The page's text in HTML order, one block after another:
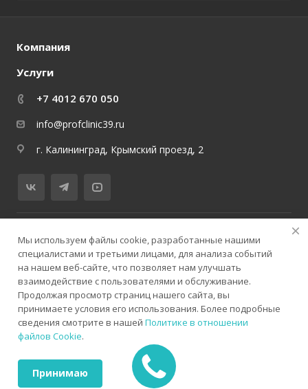
Компания
Услуги
+7 4012 670 050
info@profclinic39.ru
г. Калининград, Крымский проезд, 2
Политика конфиденциальности
Версия для слабовидящих
Карта сайта
ИМЕЮТСЯ ПРОТИВОПОКАЗАНИЯ. НЕОБХОДИМА
КОНСУЛЬТАЦИЯ СПЕЦИАЛИСТА
Мы используем файлы cookie, разработанные нашими
специалистами и третьими лицами, для анализа событий
на нашем веб-сайте, что позволяет нам улучшать
взаимодействие с пользователями и обслуживание.
Продолжая просмотр страниц нашего сайта, вы
принимаете условия его использования. Более подробные
сведения смотрите в нашей Политике в отношении
файлов Cookie.
Принимаю